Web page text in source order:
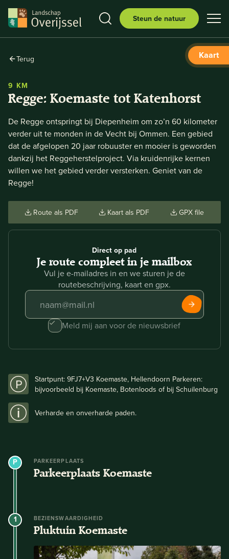
Steun de natuur
Kaart
Terug
9 KM
Regge: Koemaste tot Katenhorst
De Regge ontspringt bij Diepenheim om zo’n 60 kilometer
verder uit te monden in de Vecht bij Ommen. Een gebied
dat de afgelopen 20 jaar robuuster en mooier is geworden
dankzij het Reggeherstelproject. Via kruidenrijke kernen
willen we het gebied verder versterken. Geniet van de
Regge!
Route als PDF Kaart als PDF GPX file
Direct op pad
Je route compleet in je mailbox
Vul je e-mailadres in en we sturen je de
routebeschrijving, kaart en gpx.
Meld mij aan voor de nieuwsbrief
Startpunt: 9FJ7+V3 Koemaste, Hellendoorn Parkeren:
bijvoorbeeld bij Koemaste, Botenloods of bij Schuilenburg
Verharde en onverharde paden.
PARKEERPLAATS
Parkeerplaats Koemaste
1 BEZIENSWAARDIGHEID
Pluktuin Koemaste